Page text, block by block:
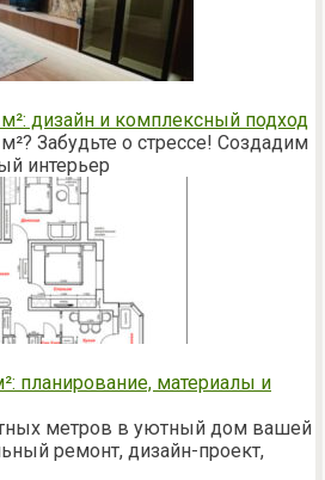
дизайн и комплексный подход
Забудьте о стрессе! Создадим
интерьер
планирование, материалы и
метров в уютный дом вашей
ремонт, дизайн-проект,